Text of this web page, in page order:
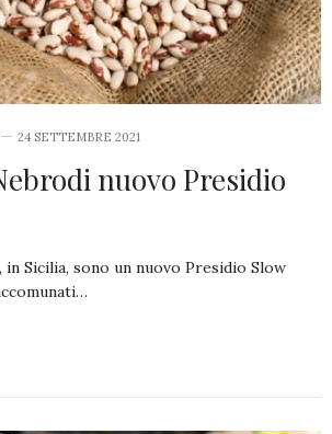
24 SETTEMBRE 2021
nuovo Presidio
Sicilia, sono un nuovo Presidio Slow